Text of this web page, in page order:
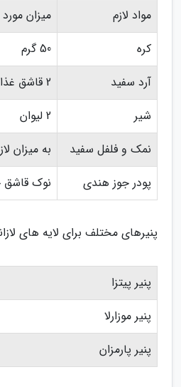
مواد لازم
میزان
کره
50 گرم
آرد سفید
2 قاشق غذاخوری
شیر
2 لیوان
نمک و فلفل سفید
به میزان
پودر جوز هندی
نوک قاشق
پنیرهای مختلف برای لایه های
پنیر پیتزا
پنیر موزارلا
پنیر پارمزان